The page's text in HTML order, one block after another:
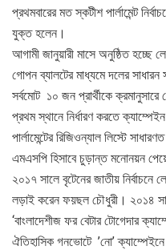
প্রথমবারের মত স্কটীশ পার্লামেন্ট
যুক্ত হলেন।
আগামী জানুয়ারী মাসে অনুষ্ঠিত হচ্ছে
গোপন ব্যালটের মাধ্যমে দলের
সর্বমোট ১০ জন প্রার্থীকে ক্রমানুসারে
প্রথম স্থানে নির্ধারণ করতে
পার্লামেন্টের রিজিওন্যাল লিস্টে
এমএসপি হিসাবে চুড়ান্ত মনোনয়ন
২০১৭ সালে বৃটেনের জাতীয় নির্বাচনে
লড়াই করেন ফয়ছল চৌধুরী। ২০১৪
‘বাংলাদেশীজ ফর বেটার টোগেদার
ঐতিহাসিক গনভোটে ’নো’